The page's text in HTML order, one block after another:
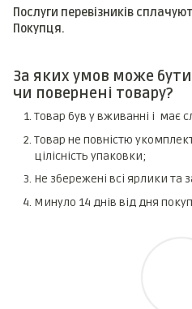
Послуги перевізників
Покупця.
За яких умов може
чи повернені товару?
Товар був у вживанні і має
Товар не повністю
цілісність упаковки;
Не збережені всі ярлики та
Минуло 14 днів від дня